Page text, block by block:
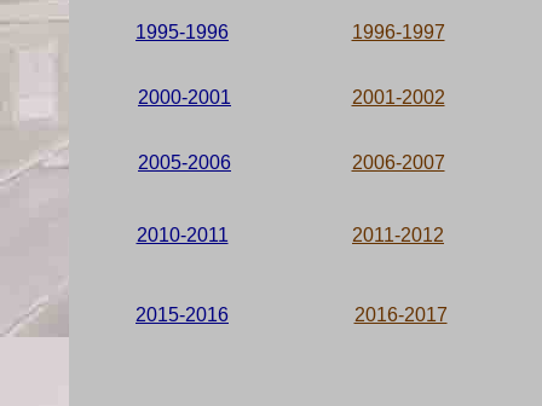
1995-1996 1996-1997
2000-2001 2001-2002
2005-2006 2006-2007
2010-2011 2011-2012
2015-2016 2016-2017